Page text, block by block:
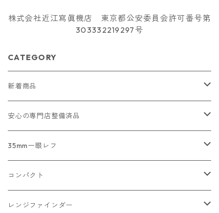
株式会社近江寫眞機店 東京都公安委員会許可番号第
303332219297号
CATEGORY
新着商品
2026/07/18
2026/07/12
2026/07/11
2026/07/10
安心の専門店整備済品
コンパクトカメラ
一眼レフ・レンジファインダーカメラ
中判カメラ
35mm一眼レフ
Nikon
Canon
コンパクト
Nikon
レンジファインダー